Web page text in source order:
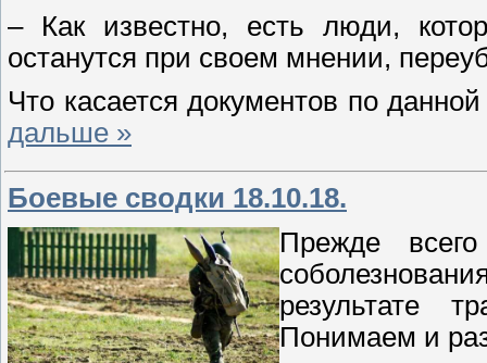
– Как известно, есть люди,
останутся при своем мнении,
Что касается документов по
дальше »
Боевые сводки 18.10.18.
Прежде
результате
Понимаем и